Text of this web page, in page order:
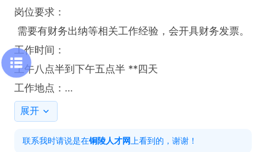
岗位要求：
需要有财务出纳等相关工作经验，会开具财务发票。
工作时间：
上午八点半到下午五点半 **四天
工作地点：
在比亚迪新能源交付中心 欢迎各位申请职位~电联时
有意向请点击→申请职位→电话图标，联系时请说是
展开
联系我时请说是在铜陵人才网 上看到的，谢谢！